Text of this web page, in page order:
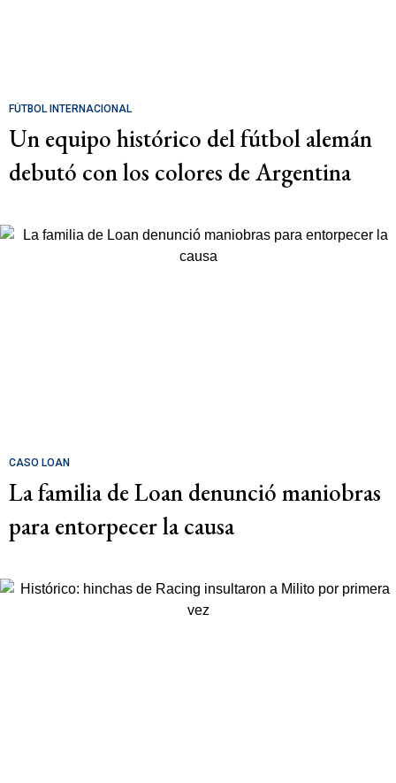
FÚTBOL INTERNACIONAL
Un equipo histórico del fútbol alemán
debutó con los colores de Argentina
CASO LOAN
La familia de Loan denunció maniobras
para entorpecer la causa